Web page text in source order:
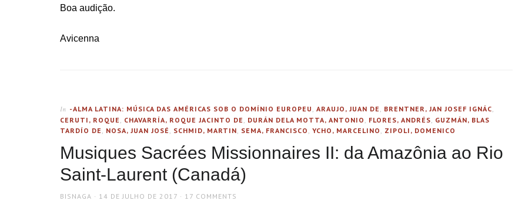
Boa audição.
Avicenna
In -ALMA LATINA: MÚSICA DAS AMÉRICAS SOB O DOMÍNIO EUROPEU , ARAUJO, JUAN DE , BRENTNER, JAN JOSEF IGNÁC,
CERUTI, ROQUE , CHAVARRÍA, ROQUE JACINTO DE , DURÁN DELA MOTTA, ANTONIO , FLORES, ANDRÉS, GUZMÁN, BLAS
TARDÍO DE , NOSA, JUAN JOSÉ , SCHMID, MARTIN, SEMA, FRANCISCO , YCHO, MARCELINO , ZIPOLI, DOMENICO
Musiques Sacrées Missionnaires II: da Amazônia ao Rio
Saint-Laurent (Canadá)
AUTHOR
BISNAGA
POSTED
14 DE JULHO DE 2017 17 COMMENTS